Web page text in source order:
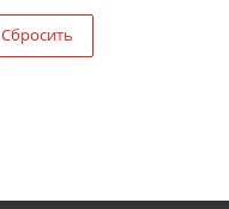
Сбросить